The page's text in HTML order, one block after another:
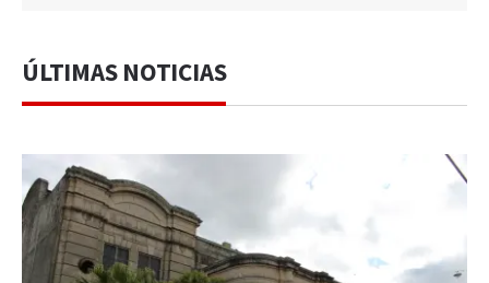
ÚLTIMAS NOTICIAS